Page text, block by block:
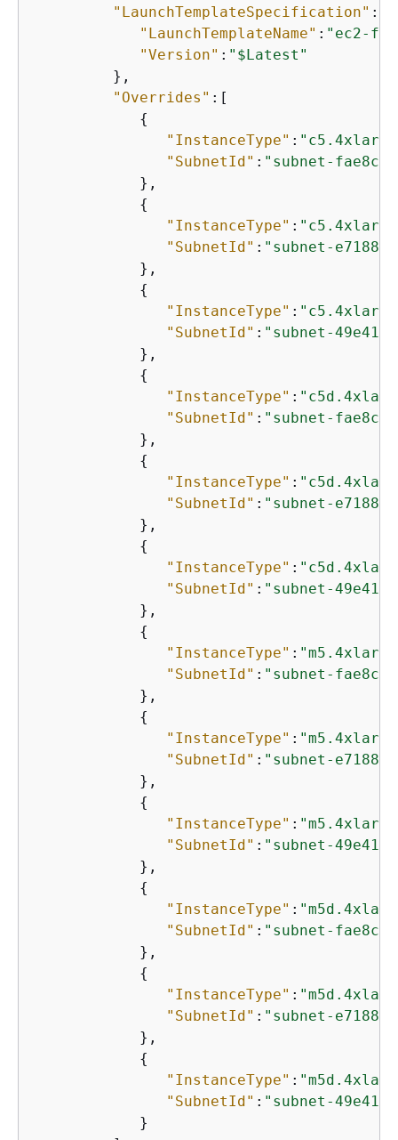
"LaunchTemplateSpecification" :
"LaunchTemplateName" : "ec2-
"Version" : "$Latest"
         },
"Overrides" :[
{
"InstanceType" :
"SubnetId" : "subnet-
            },
{
"InstanceType" :
"SubnetId" : "subnet-
            },
{
"InstanceType" :
"SubnetId" : "subnet-
            },
{
"InstanceType" :
"SubnetId" : "subnet-
            },
{
"InstanceType" :
"SubnetId" : "subnet-
            },
{
"InstanceType" :
"SubnetId" : "subnet-
            },
{
"InstanceType" :
"SubnetId" : "subnet-
            },
{
"InstanceType" :
"SubnetId" : "subnet-
            },
{
"InstanceType" :
"SubnetId" : "subnet-
            },
{
"InstanceType" :
"SubnetId" : "subnet-
            },
{
"InstanceType" :
"SubnetId" : "subnet-
            },
{
"InstanceType" :
"SubnetId" : "subnet-
            }